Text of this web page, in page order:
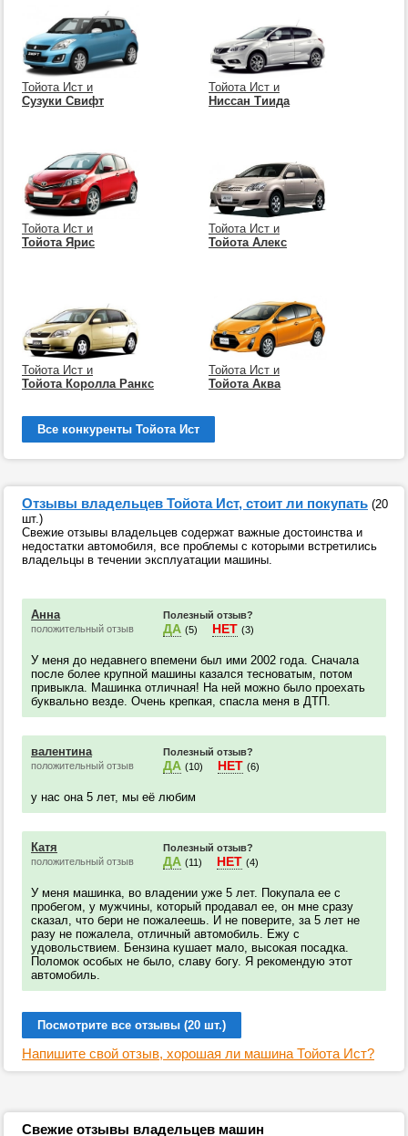
Тойота Ист и
Сузуки Свифт
Тойота Ист и
Ниссан Тиида
Тойота Ист и
Тойота Ярис
Тойота Ист и
Тойота Алекс
Тойота Ист и
Тойота Королла Ранкс
Тойота Ист и
Тойота Аква
Все конкуренты Тойота Ист
Отзывы владельцев Тойота Ист, стоит ли покупать (20
шт.)
Свежие отзывы владельцев содержат важные достоинства и
недостатки автомобиля, все проблемы с которыми встретились
владельцы в течении эксплуатации машины.
Анна
положительный отзыв
Полезный отзыв?
ДА (5) НЕТ (3)
У меня до недавнего впемени был ими 2002 года. Сначала
после более крупной машины казался тесноватым, потом
привыкла. Машинка отличная! На ней можно было проехать
буквально везде. Очень крепкая, спасла меня в ДТП.
валентина
положительный отзыв
Полезный отзыв?
ДА (10) НЕТ (6)
у нас она 5 лет, мы её любим
Катя
положительный отзыв
Полезный отзыв?
ДА (11) НЕТ (4)
У меня машинка, во владении уже 5 лет. Покупала ее с
пробегом, у мужчины, который продавал ее, он мне сразу
сказал, что бери не пожалеешь. И не поверите, за 5 лет не
разу не пожалела, отличный автомобиль. Ежу с
удовольствием. Бензина кушает мало, высокая посадка.
Поломок особых не было, славу богу. Я рекомендую этот
автомобиль.
Посмотрите все отзывы (20 шт.)
Напишите свой отзыв, хорошая ли машина Тойота Ист?
Свежие отзывы владельцев машин